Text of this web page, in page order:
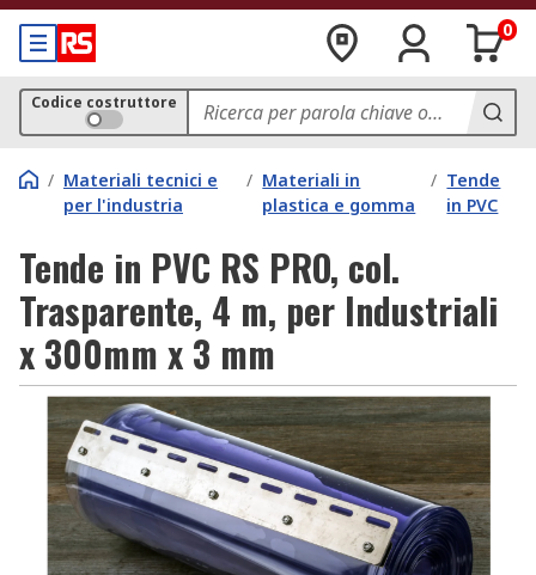
0
Codice costruttore
/ Materiali tecnici e
per l'industria
/ Materiali in
plastica e gomma
/ Tende
in PVC
Tende in PVC RS PRO, col.
Trasparente, 4 m, per Industriali
x 300mm x 3 mm